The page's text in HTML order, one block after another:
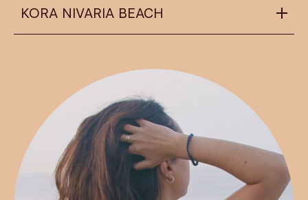
KORA NIVARIA BEACH
Playas de Arico nº 1, urb. Nivaria Beach
38588
Abades (Arico)
info@koraliving.com
FAQ
Blog: The Gazette
Système d’information Interne